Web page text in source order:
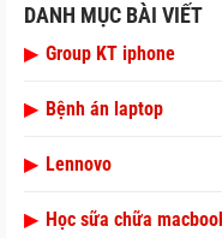
DANH MỤC BÀI VIẾT
▶ Group KT iphone
▶ Bệnh án laptop
▶ Lennovo
▶ Học sữa chữa